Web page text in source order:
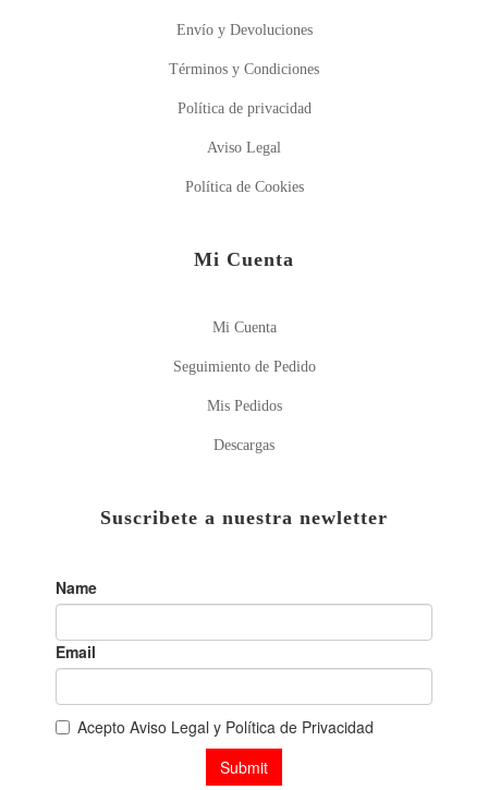
Envío y Devoluciones
Términos y Condiciones
Política de privacidad
Aviso Legal
Política de Cookies
Mi Cuenta
Mi Cuenta
Seguimiento de Pedido
Mis Pedidos
Descargas
Suscribete a nuestra newletter